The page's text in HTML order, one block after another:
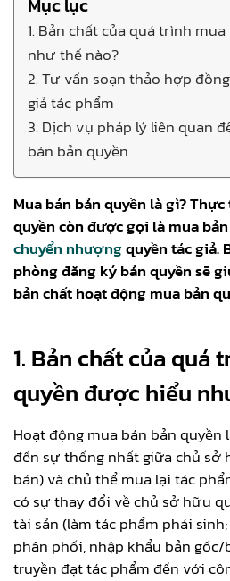
1. Bản chất của quá trình
như thế nào?
2. Tư vấn soạn thảo hợp
giả tác phẩm
3. Dịch vụ pháp lý liên quan
bán bản quyền
Mua bán bản quyền là gì?
quyền còn được gọi là mua
chuyển nhượngquyền tác giả.
phòng đăng ký bản quyền sẽ
bản chất hoạt động mua bản
1. Bản chất của quá
quyền được hiểu
Hoạt động mua bán bản
đến sự thống nhất giữa chủ sở
bán) và chủ thể mua lại tác
có sự thay đổi về chủ sở hữu
tài sản (làm tác phẩm phái
phân phối, nhập khẩu bản gốc/
truyền đạt tác phẩm đến với